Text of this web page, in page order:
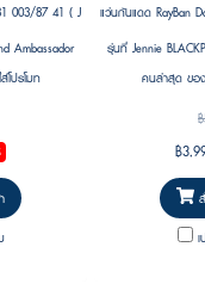
003/87 41 ( Jennie (BLACKPINK)’s
Ambassador
โปรโมท
แว่นกันแดด RayBan
รุ่นที่ Jennie
คนล่าสุด ของ
฿